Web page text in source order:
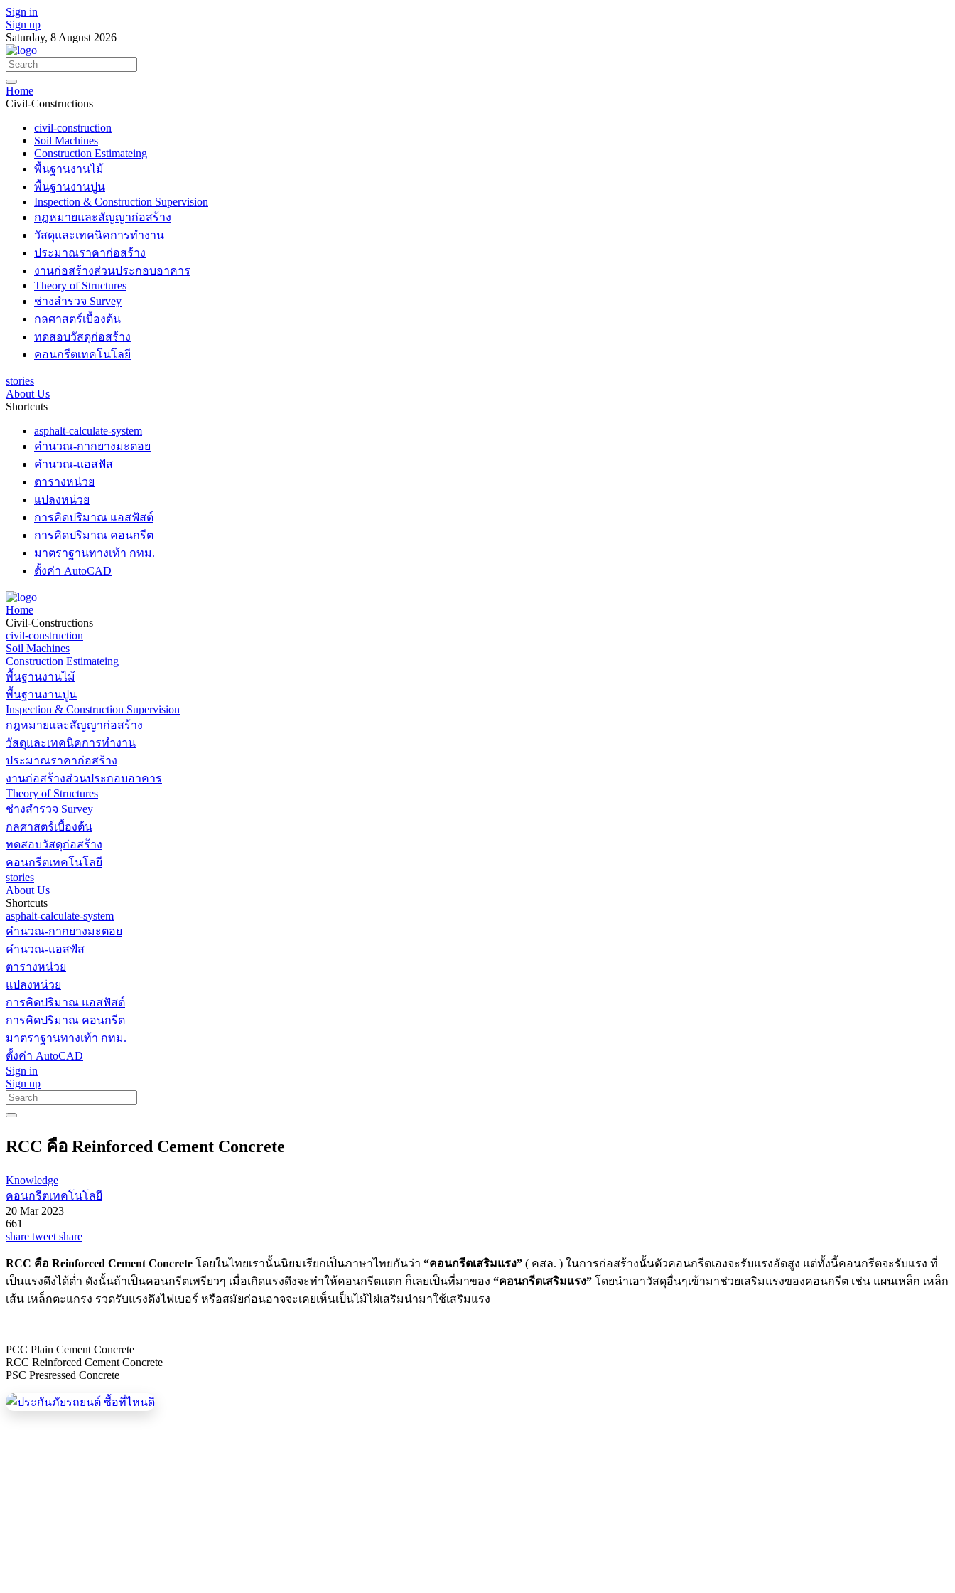
Sign in
Sign up
Saturday, 8 August 2026
Home
Civil-Constructions
civil-construction
Soil Machines
Construction Estimateing
พื้นฐานงานไม้
พื้นฐานงานปูน
Inspection & Construction Supervision
กฎหมายและสัญญาก่อสร้าง
วัสดุและเทคนิคการทำงาน
ประมาณราคาก่อสร้าง
งานก่อสร้างส่วนประกอบอาคาร
Theory of Structures
ช่างสำรวจ Survey
กลศาสตร์เบื้องต้น
ทดสอบวัสดุก่อสร้าง
คอนกรีตเทคโนโลยี
stories
About Us
Shortcuts
asphalt-calculate-system
คำนวณ-กากยางมะตอย
คำนวณ-แอสฟัส
ตารางหน่วย
แปลงหน่วย
การคิดปริมาณ แอสฟัสต์
การคิดปริมาณ คอนกรีต
มาตราฐานทางเท้า กทม.
ตั้งค่า AutoCAD
Home
Civil-Constructions
civil-construction
Soil Machines
Construction Estimateing
พื้นฐานงานไม้
พื้นฐานงานปูน
Inspection & Construction Supervision
กฎหมายและสัญญาก่อสร้าง
วัสดุและเทคนิคการทำงาน
ประมาณราคาก่อสร้าง
งานก่อสร้างส่วนประกอบอาคาร
Theory of Structures
ช่างสำรวจ Survey
กลศาสตร์เบื้องต้น
ทดสอบวัสดุก่อสร้าง
คอนกรีตเทคโนโลยี
stories
About Us
Shortcuts
asphalt-calculate-system
คำนวณ-กากยางมะตอย
คำนวณ-แอสฟัส
ตารางหน่วย
แปลงหน่วย
การคิดปริมาณ แอสฟัสต์
การคิดปริมาณ คอนกรีต
มาตราฐานทางเท้า กทม.
ตั้งค่า AutoCAD
Sign in
Sign up
RCC คือ Reinforced Cement Concrete
Knowledge
คอนกรีตเทคโนโลยี
20 Mar 2023
661
share tweet share
RCC คือ Reinforced Cement Concrete โดยในไทยเรานั้นนิยมเรียกเป็นภาษาไทยกันว่า “คอนกรีตเสริมแรง” ( คสล. ) ในการก่อสร้างนั้นตัวคอนกรีตเองจะรับแรงอัดสูง แต่ทั้งนี้คอนกรีตจะรับแรง ที่
เป็นแรงดึงได้ต่ำ ดังนั้นถ้าเป็นคอนกรีตเพรียวๆ เมื่อเกิดแรงดึงจะทำให้คอนกรีตแตก ก็เลยเป็นที่มาของ “คอนกรีตเสริมแรง” โดยนำเอาวัสดุอื่นๆเข้ามาช่วยเสริมแรงของคอนกรีต เช่น แผนเหล็ก เหล็ก
เส้น เหล็กตะแกรง รวดรับแรงดึงไฟเบอร์ หรือสมัยก่อนอาจจะเคยเห็นเป็นไม้ไผ่เสริมนำมาใช้เสริมแรง
PCC Plain Cement Concrete
RCC Reinforced Cement Concrete
PSC Presressed Concrete